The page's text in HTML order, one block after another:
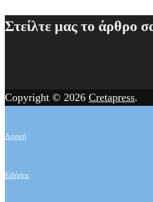
Στείλτε μας το άρθρο
Copyright © 2026 Cretapress.
Αρχική
Ειδήσεις